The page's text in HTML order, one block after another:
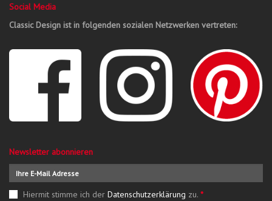
Social Media
Classic Design ist in folgenden sozialen Netzwerken vertreten:
Newsletter abonnieren
Hiermit stimme ich der Datenschutzerklärung zu. *